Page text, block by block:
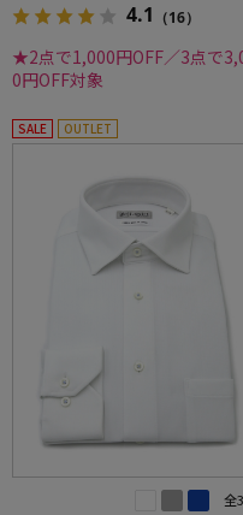
4.1 （16）
★2点で1,000円OFF／3点で
0円OFF対象
SALE OUTLET
全